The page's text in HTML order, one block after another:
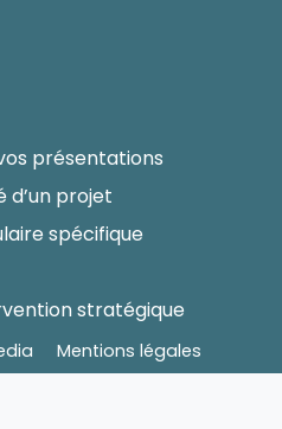
présentations
projet
spécifique
stratégique
Mentions légales